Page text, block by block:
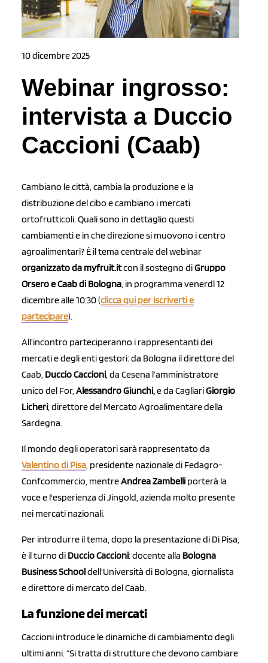
10 dicembre 2025
Webinar ingrosso:
intervista a Duccio
Caccioni (Caab)
Cambiano le città, cambia la produzione e la
distribuzione del cibo e cambiano i mercati
ortofrutticoli. Quali sono in dettaglio questi
cambiamenti e in che direzione si muovono i centro
agroalimentari? È il tema centrale del webinar
organizzato da myfruit.itcon il sostegno diGruppo
Orsero e Caab di Bologna , in programma venerdì 12
dicembre alle 10:30 (clicca qui per iscriverti e
partecipare).
All’incontro parteciperanno i rappresentanti dei
mercati e degli enti gestori: da Bologna il direttore del
Caab, Duccio Caccioni , da Cesena l’amministratore
unico del For, Alessandro Giunchi,e da CagliariGiorgio
Licheri , direttore del Mercato Agroalimentare della
Sardegna.
Il mondo degli operatori sarà rappresentato da
Valentino di Pisa , presidente nazionale di Fedagro-
Confcommercio, mentreAndrea Zambelli porterà la
voce e l'esperienza di Jingold, azienda molto presente
nei mercati nazionali.
Per introdurre il tema, dopo la presentazione di Di Pisa,
è il turno di Duccio Caccioni: docente alla Bologna
Business Schooldell'Università di Bologna, giornalista
e direttore di mercato del Caab.
La funzione dei mercati
Caccioni introduce le dinamiche di cambiamento degli
ultimi anni. “Si tratta di strutture che devono cambiare